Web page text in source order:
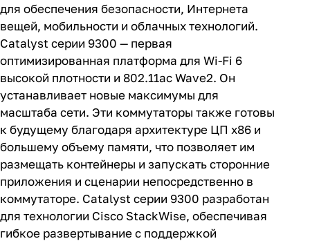
для обеспечения безопасности, Интернета
вещей, мобильности и облачных технологий.
Catalyst серии 9300 — первая
оптимизированная платформа для Wi-Fi 6
высокой плотности и 802.11ac Wave2. Он
устанавливает новые максимумы для
масштаба сети. Эти коммутаторы также готовы
к будущему благодаря архитектуре ЦП x86 и
большему объему памяти, что позволяет им
размещать контейнеры и запускать сторонние
приложения и сценарии непосредственно в
коммутаторе. Catalyst серии 9300 разработан
для технологии Cisco StackWise, обеспечивая
гибкое развертывание с поддержкой